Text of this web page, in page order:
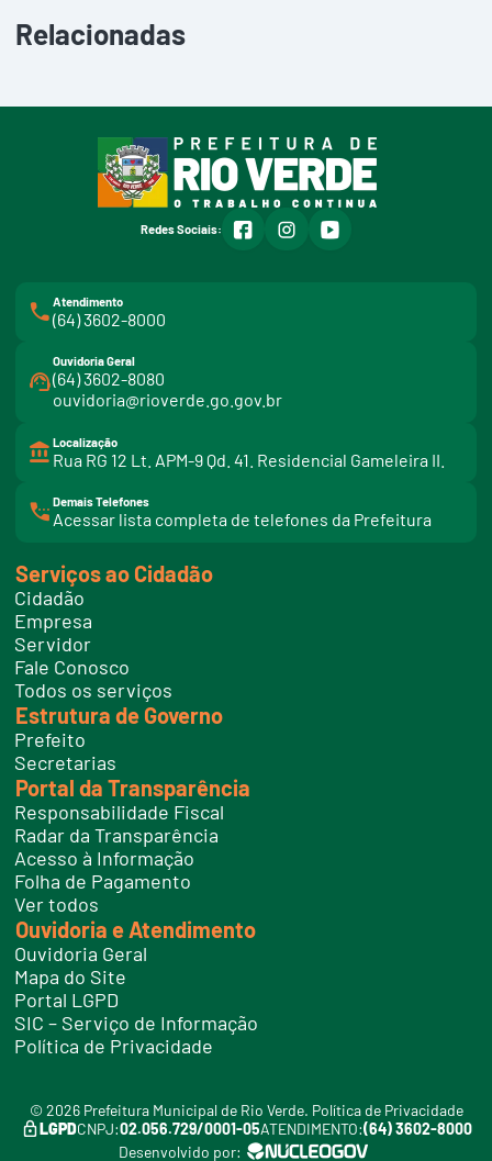
Relacionadas
Redes Sociais: facebookinstagramyoutube
Atendimento
(64) 3602-8000
Ouvidoria Geral
(64) 3602-8080
ouvidoria@rioverde.go.gov.br
Localização
Rua RG 12 Lt. APM-9 Qd. 41. Residencial Gameleira II.
Demais Telefones
Acessar lista completa de telefones da Prefeitura
i
t
e
l
f
o
e
s
Serviços ao Cidadão
Cidadão
Empresa
Servidor
Fale Conosco
Todos os serviços
Estrutura de Governo
Prefeito
Secretarias
Portal da Transparência
Responsabilidade Fiscal
Radar da Transparência
Acesso à Informação
Folha de Pagamento
Ver todos
Ouvidoria e Atendimento
Ouvidoria Geral
Mapa do Site
Portal LGPD
SIC – Serviço de Informação
Política de Privacidade
© 2026 Prefeitura Municipal de Rio Verde. Política de Privacidade
LGPDCNPJ:02.056.729/0001-05ATENDIMENTO:(64) 3602-8000
Desenvolvido por: